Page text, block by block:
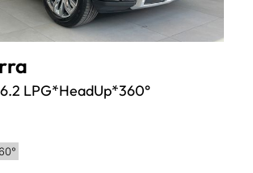
LPG*HeadUp*360°